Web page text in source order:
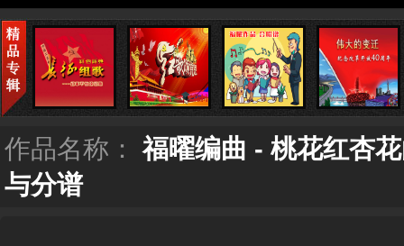
作品名称：福曜编曲 - 桃花红杏
与分谱